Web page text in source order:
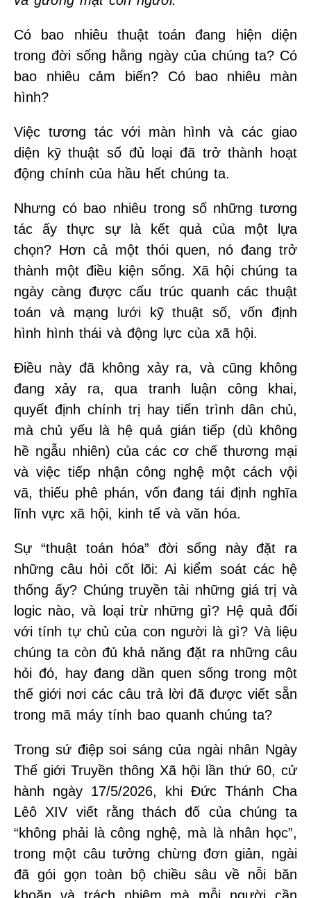
Có bao nhiêu thuật toán đang hiện diện
trong đời sống hằng ngày của chúng ta? Có
bao nhiêu cảm biến? Có bao nhiêu màn
hình?
Việc tương tác với màn hình và các giao
diện kỹ thuật số đủ loại đã trở thành hoạt
động chính của hầu hết chúng ta.
Nhưng có bao nhiêu trong số những tương
tác ấy thực sự là kết quả của một lựa
chọn? Hơn cả một thói quen, nó đang trở
thành một điều kiện sống. Xã hội chúng ta
ngày càng được cấu trúc quanh các thuật
toán và mạng lưới kỹ thuật số, vốn định
hình hình thái và động lực của xã hội.
Điều này đã không xảy ra, và cũng không
đang xảy ra, qua tranh luận công khai,
quyết định chính trị hay tiến trình dân chủ,
mà chủ yếu là hệ quả gián tiếp (dù không
hề ngẫu nhiên) của các cơ chế thương mại
và việc tiếp nhận công nghệ một cách vội
vã, thiếu phê phán, vốn đang tái định nghĩa
lĩnh vực xã hội, kinh tế và văn hóa.
Sự “thuật toán hóa” đời sống này đặt ra
những câu hỏi cốt lõi: Ai kiểm soát các hệ
thống ấy? Chúng truyền tải những giá trị và
logic nào, và loại trừ những gì? Hệ quả đối
với tính tự chủ của con người là gì? Và liệu
chúng ta còn đủ khả năng đặt ra những câu
hỏi đó, hay đang dần quen sống trong một
thế giới nơi các câu trả lời đã được viết sẵn
trong mã máy tính bao quanh chúng ta?
Trong sứ điệp soi sáng của ngài nhân Ngày
Thế giới Truyền thông Xã hội lần thứ 60, cử
hành ngày 17/5/2026, khi Đức Thánh Cha
Lêô XIV viết rằng thách đố của chúng ta
“không phải là công nghệ, mà là nhân học”,
trong một câu tưởng chừng đơn giản, ngài
đã gói gọn toàn bộ chiều sâu về nỗi băn